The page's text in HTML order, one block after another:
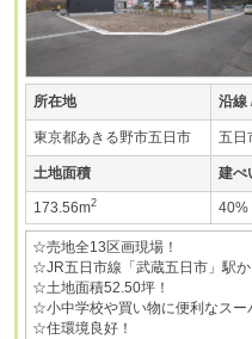
所在地 沿線
東京都あきる野市五日市 五日
土地面積 建ぺ
173.56m2 40%
☆売地全13区画現場！
☆JR五日市線「武蔵五日市」駅
☆土地面積52.50坪！
☆小中学校や買い物に便利なスー
☆住環境良好！